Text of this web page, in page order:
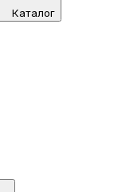
Каталог